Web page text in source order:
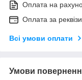
Оплата на
Оплата за
Всі умови оплати
Умови